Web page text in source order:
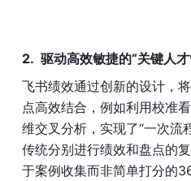
驱动高效敏捷的“关键人才
飞书绩效通过创新的设计，
点高效结合，例如利用校准
维交叉分析，实现了“一次流
传统分别进行绩效和盘点的
于案例收集而非简单打分的